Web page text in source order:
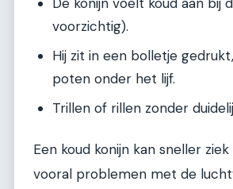
voorzichtig).
Hij zit in een bolletje
poten onder het lijf.
Trillen of rillen zonder
Een koud konijn kan sneller
vooral problemen met de